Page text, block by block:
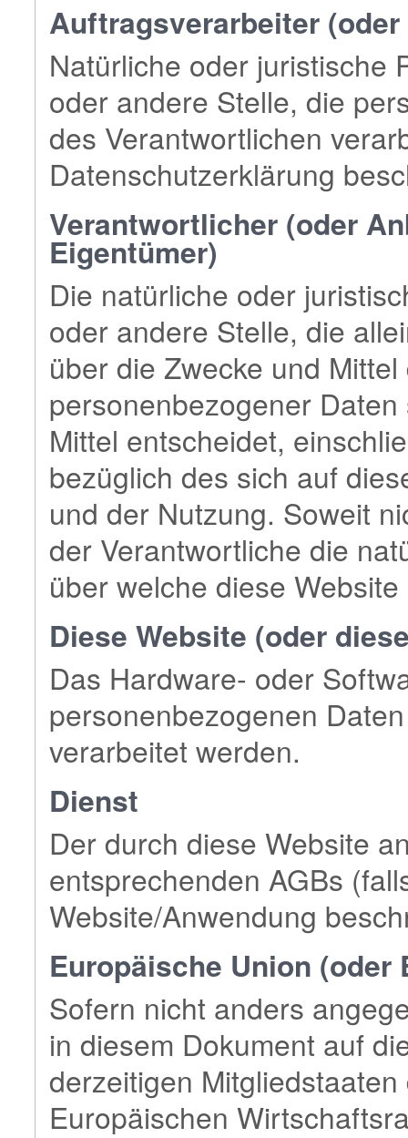
Auftragsverarbeiter
Natürliche oder juristische
oder andere Stelle, die
des Verantwortlichen
Datenschutzerklärung
Verantwortlicher (oder
Eigentümer)
Die natürliche oder
oder andere Stelle, die
über die Zwecke und
personenbezogener
Mittel entscheidet,
bezüglich des sich auf
und der Nutzung. Soweit
der Verantwortliche die
über welche diese
Diese Website (oder
Das Hardware- oder
personenbezogenen
verarbeitet werden.
Dienst
Der durch diese Website
entsprechenden AGBs
Website/Anwendung
Europäische Union (oder
Sofern nicht anders
in diesem Dokument auf
derzeitigen
Europäischen